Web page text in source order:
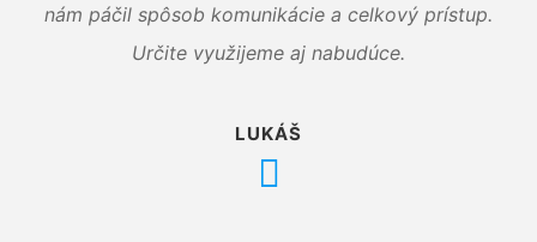
nám páčil spôsob komunikácie a celkový prístup.
Určite využijeme aj nabudúce.
LUKÁŠ